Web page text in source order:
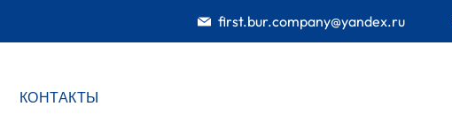
first.bur.company@yandex.ru
КОНТАКТЫ